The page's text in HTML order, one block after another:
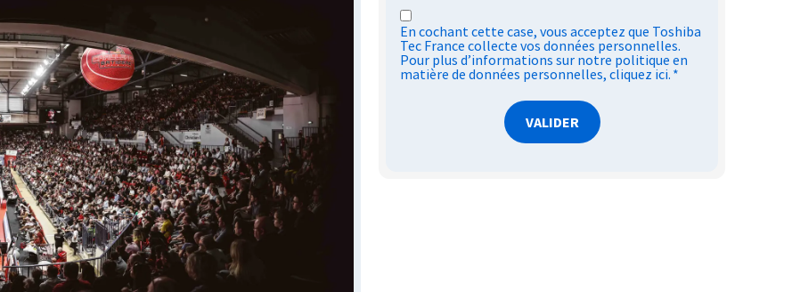
RGPD
*
En cochant cette case, vous acceptez que Toshiba
Tec France collecte vos données personnelles.
Pour plus d’informations sur notre politique en
matière de données personnelles, cliquez ici. *